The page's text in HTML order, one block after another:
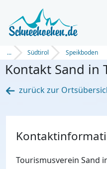
... Südtirol Speikboden
Kontakt Sand in
zurück zur
Tourismusverein Sand